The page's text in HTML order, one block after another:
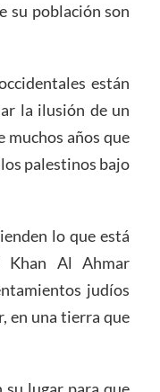
su población son
están
la ilusión de un
muchos años que
palestinos bajo
lo que está
Khan Al Ahmar
judíos
en una tierra que
su lugar para que